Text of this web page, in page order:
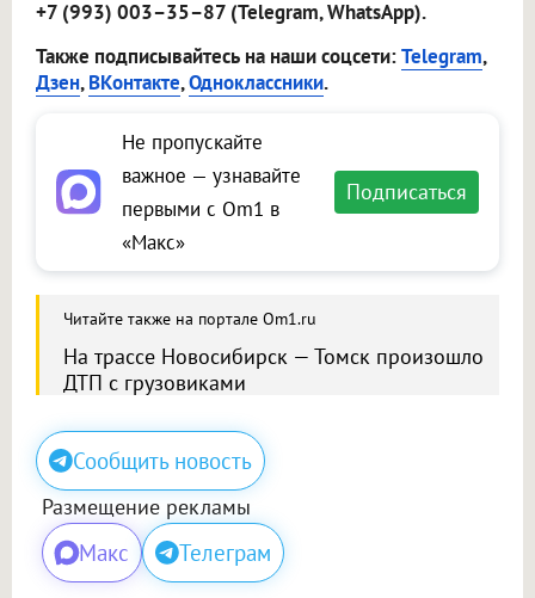
+7 (993) 003–35–87 (Telegram, WhatsApp).
Также подписывайтесь на наши соцсети:Telegram,
Дзен,ВКонтакте,Одноклассники.
Не пропускайте
важное — узнавайте
первыми с Om1 в
«Макс»
Подписаться
Читайте также на портале Om1.ru
На трассе Новосибирск — Томск произошло
ДТП с грузовиками
Сообщить новость
Размещение рекламы
Макс Телеграм